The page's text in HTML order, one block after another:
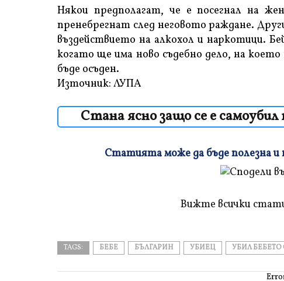
Някои предполагат, че е посегнал на
пренебрегнат след неговото раждане.
въздействието на алкохол и наркотици.
когато ще има ново съдебно дело, на
бъде осъден.
Източник: ЛУПА
Стана ясно защо се е
Статията може да бъде полезна и
Вижте всички
TAGS: БЕБЕ БЪЛГАРИН УБИЕЦ УБИЛ БЕБЕТО